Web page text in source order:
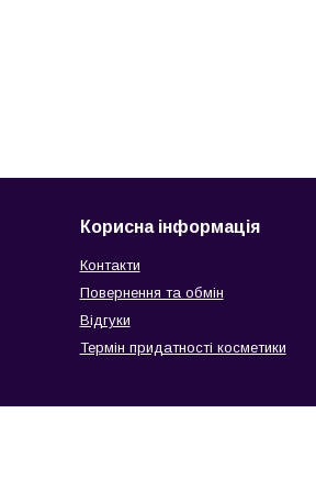
Корисна інформація
Контакти
Повернення та обмін
Відгуки
Термін придатності косметики